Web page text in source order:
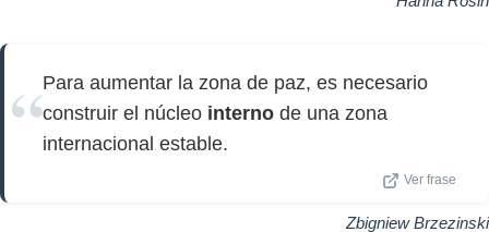
Para aumentar la zona de paz, es necesario
construir el núcleo interno de una zona
internacional estable.
Ver frase
Zbigniew Brzezinski